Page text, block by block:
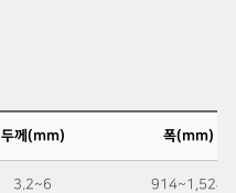
두께(mm) 폭(mm)
3.2~6 914~1,524